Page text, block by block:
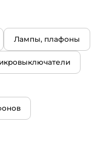
Лампы, плафоны